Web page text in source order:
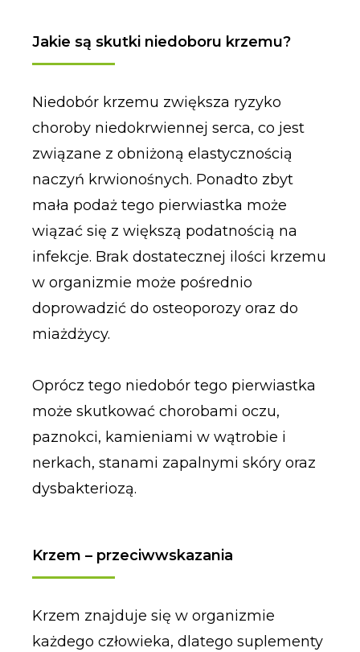
Jakie są skutki niedoboru krzemu?
Niedobór krzemu zwiększa ryzyko
choroby niedokrwiennej serca, co jest
związane z obniżoną elastycznością
naczyń krwionośnych. Ponadto zbyt
mała podaż tego pierwiastka może
wiązać się z większą podatnością na
infekcje. Brak dostatecznej ilości krzemu
w organizmie może pośrednio
doprowadzić do osteoporozy oraz do
miażdżycy.
Oprócz tego niedobór tego pierwiastka
może skutkować chorobami oczu,
paznokci, kamieniami w wątrobie i
nerkach, stanami zapalnymi skóry oraz
dysbakteriozą.
Krzem – przeciwwskazania
Krzem znajduje się w organizmie
każdego człowieka, dlatego suplementy